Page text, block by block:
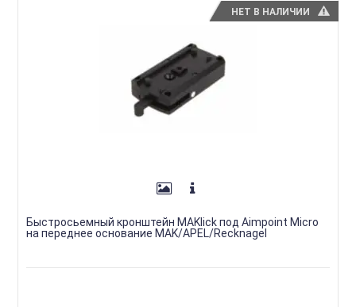
НЕТ В НАЛИЧИИ
Быстросьемный кронштейн MAKlick под Aimpoint Micro
на переднее основание MAK/APEL/Recknagel